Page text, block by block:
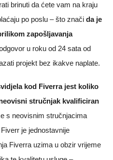
brinuti da ćete vam na kraju
po poslu – što znači da je
zapošljavanja
u roku od 24 sata od
projekt bez ikakve naplate.
kod Fiverra jest koliko
stručnjak kvalificiran
s neovisnim stručnjacima
je jednostavnije
Fiverra uzima u obzir vrijeme